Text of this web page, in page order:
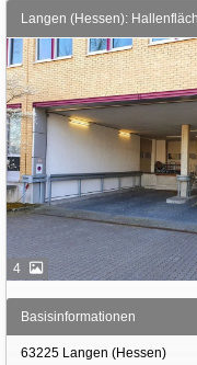
4
Basisinformationen
63225 Langen (Hessen)